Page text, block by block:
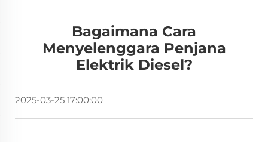
Bagaimana Cara
Menyelenggara Penjana
Elektrik Diesel?
2025-03-25 17:00:00